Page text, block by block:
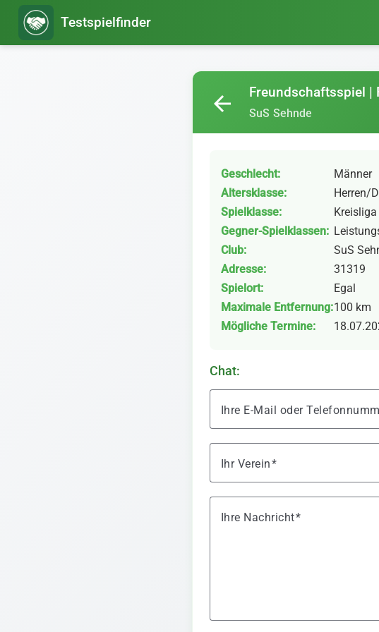
Testspielfinder
Freundschaftsspiel |
SuS Sehnde
arrow_back
Geschlecht:
Männer
Altersklasse:
Herren/
Spielklasse:
Kreisliga
Gegner-Spielklassen:
Club:
SuS
Adresse:
31319
Spielort:
Egal
Maximale Entfernung:100 km
Mögliche Termine:
Chat:
Ihre E-Mail oder
Ihr Verein
Ihre Nachricht